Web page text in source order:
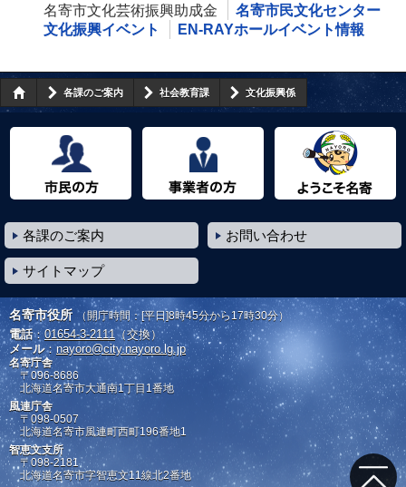
名寄市文化芸術振興助成金
名寄市民文化センター
文化振興イベント
EN-RAYホールイベント情報
各課のご案内 社会教育課 文化振興係
各課のご案内 お問い合わせ
サイトマップ
名寄市役所 （開庁時間：[平日]8時45分から17時30分）
電話：01654-3-2111 （交換）
メール： nayoro@city.nayoro.lg.jp
名寄庁舎
〒096-8686
北海道名寄市大通南1丁目1番地
風連庁舎
〒098-0507
北海道名寄市風連町西町196番地1
智恵文支所
〒098-2181
北海道名寄市字智恵文11線北2番地